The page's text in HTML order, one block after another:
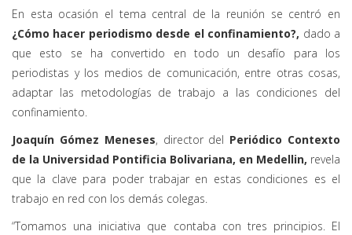
En esta ocasión el tema central de la reunión se centró en
¿Cómo hacer periodismo desde el confinamiento?, dado a
que esto se ha convertido en todo un desafío para los
periodistas y los medios de comunicación, entre otras cosas,
adaptar las metodologías de trabajo a las condiciones del
confinamiento.
Joaquín Gómez Meneses, director del Periódico Contexto
de la Universidad Pontificia Bolivariana, en Medellin, revela
que la clave para poder trabajar en estas condiciones es el
trabajo en red con los demás colegas.
“Tomamos una iniciativa que contaba con tres principios. El